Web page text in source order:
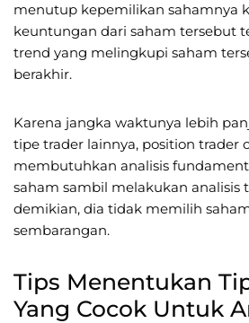
menutup kepemilikan sahamnya
keuntungan dari saham tersebut
trend yang melingkupi saham
berakhir.
Karena jangka waktunya lebih
tipe trader lainnya, position trader
membutuhkan analisis
saham sambil melakukan analisis
demikian, dia tidak memilih
sembarangan.
Tips Menentukan
Yang Cocok Untuk